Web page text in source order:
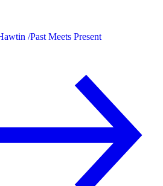
/Past Meets Present